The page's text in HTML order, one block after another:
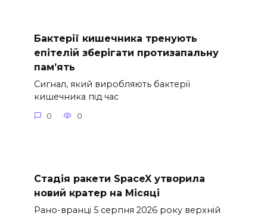
Бактерії кишечника тренують
епітелій зберігати протизапальну
пам’ять
Сигнал, який виробляють бактерії
кишечника під час
0 0
Стадія ракети SpaceX утворила
новий кратер на Місяці
Рано-вранці 5 серпня 2026 року верхній